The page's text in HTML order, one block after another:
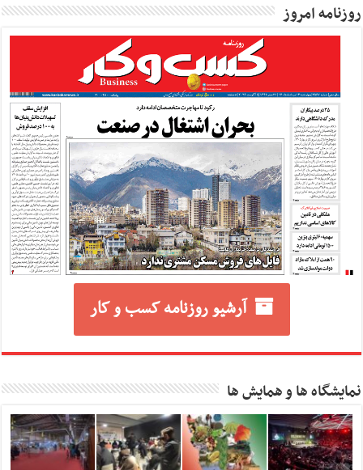
روزنامه امروز
آرشیو روزنامه کسب و کار
نمایشگاه ها و همایش ها